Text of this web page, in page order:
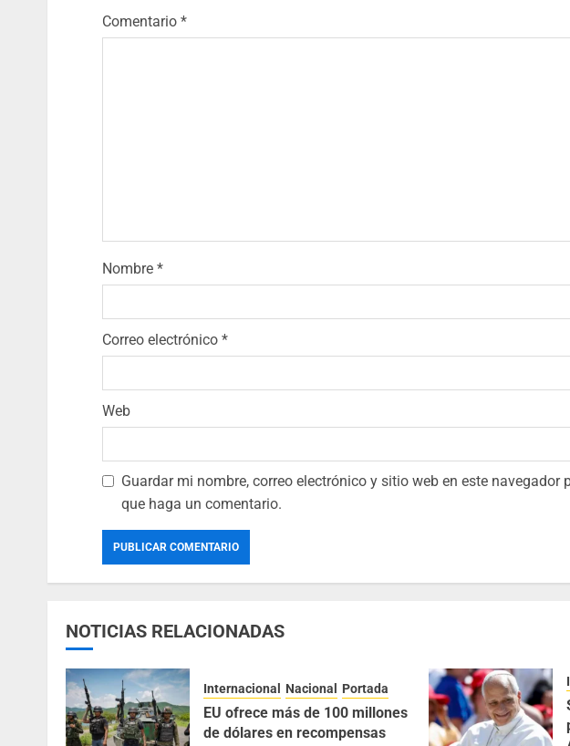
Comentario *
Nombre *
Correo electrónico *
Web
Guardar mi nombre, correo electrónico y sitio web en este navegador
que haga un comentario.
NOTICIAS RELACIONADAS
Internacional Nacional Portada
EU ofrece más de 100 millones
de dólares en recompensas